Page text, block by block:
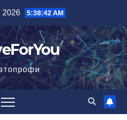
2026 5:38:43 AM